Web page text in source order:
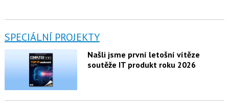
SPECIÁLNÍ PROJEKTY
Našli jsme první letošní vítěze
soutěže IT produkt roku 2026